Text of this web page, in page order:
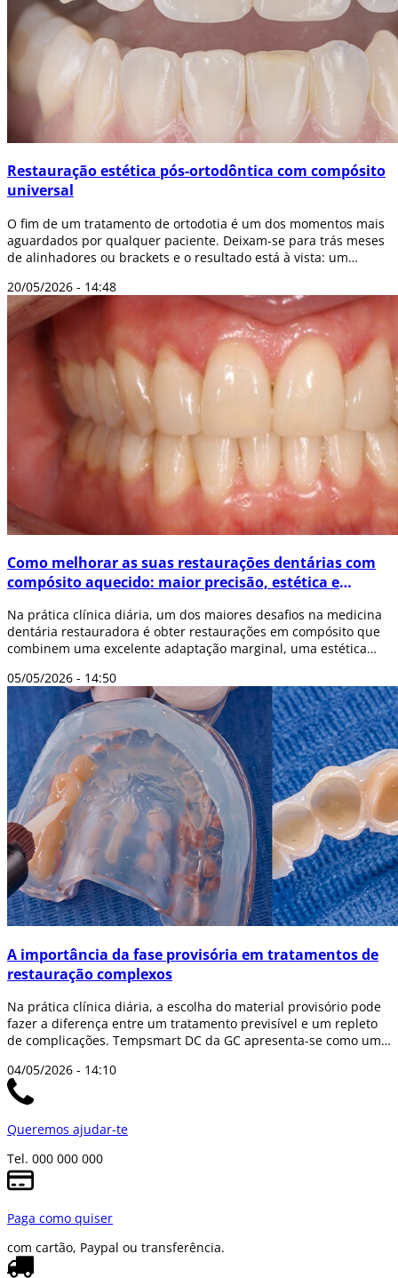
Restauração estética pós-ortodôntica com compósito
universal
O fim de um tratamento de ortodotia é um dos momentos mais
aguardados por qualquer paciente. Deixam-se para trás meses
de alinhadores ou brackets e o resultado está à vista: um
20/05/2026 - 14:48
Como melhorar as suas restaurações dentárias com
compósito aquecido: maior precisão, estética e
Na prática clínica diária, um dos maiores desafios na medicina
dentária restauradora é obter restaurações em compósito que
combinem uma excelente adaptação marginal, uma estética
05/05/2026 - 14:50
A importância da fase provisória em tratamentos de
restauração complexos
Na prática clínica diária, a escolha do material provisório pode
fazer a diferença entre um tratamento previsível e um repleto
de complicações. Tempsmart DC da GC apresenta-se como uma
04/05/2026 - 14:10
Queremos ajudar-te
Tel. 000 000 000
Paga como quiser
com cartão, Paypal ou transferência.